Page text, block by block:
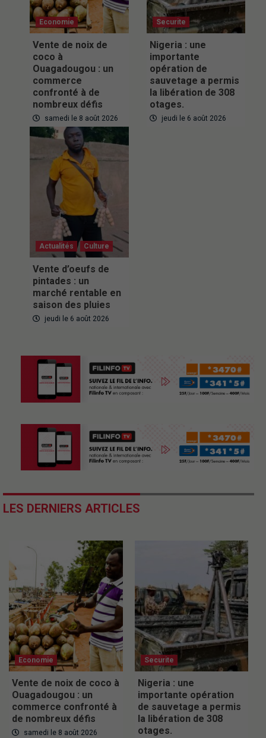
Economie
Vente de noix de
coco à
Ouagadougou : un
commerce
confronté à de
nombreux défis
samedi le 8 août 2026
Securite
Nigeria : une
importante
opération de
sauvetage a permis
la libération de 308
otages.
jeudi le 6 août 2026
Actualités Culture
Vente d’oeufs de
pintades : un
marché rentable en
saison des pluies
jeudi le 6 août 2026
LES DERNIERS ARTICLES
Economie
Vente de noix de coco à
Ouagadougou : un
commerce confronté à
de nombreux défis
samedi le 8 août 2026
Securite
Nigeria : une
importante opération
de sauvetage a permis
la libération de 308
otages.